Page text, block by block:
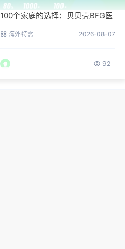
100个家庭的选择：贝贝壳BFG医
海外特需 2026-08-07
92